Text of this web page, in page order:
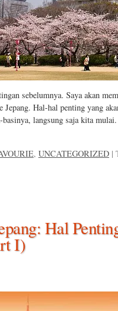
sebelumnya. Saya akan
Jepang. Hal-hal penting yang
langsung saja kita mulai.
, UNCATEGORIZED |
Hal
I)